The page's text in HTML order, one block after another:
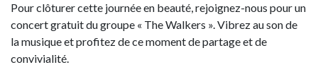
Pour clôturer cette journée en beauté, rejoignez-nous pour un
concert gratuit du groupe « The Walkers ». Vibrez au son de
la musique et profitez de ce moment de partage et de
convivialité.